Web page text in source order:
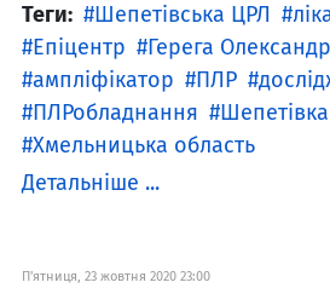
Теги: Шепетівська ЦРЛ
Епіцентр
Герега
ампліфікатор
ПЛР
ПЛРобладнання
Шепетівка
Хмельницька область
Детальніше ...
П'ятниця, 23 жовтня 2020 23:00